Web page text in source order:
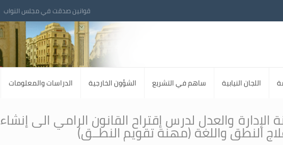
قوانين صدقت في مجلس النواب
اللجان النيابية ساهم في التشريع الشؤون الخارجية الدراسات والمعلومات
والعدل لدرس إقتراح القانون الرامي الى إنشاء
النطق واللغة (مهنة تقويم النطــق)